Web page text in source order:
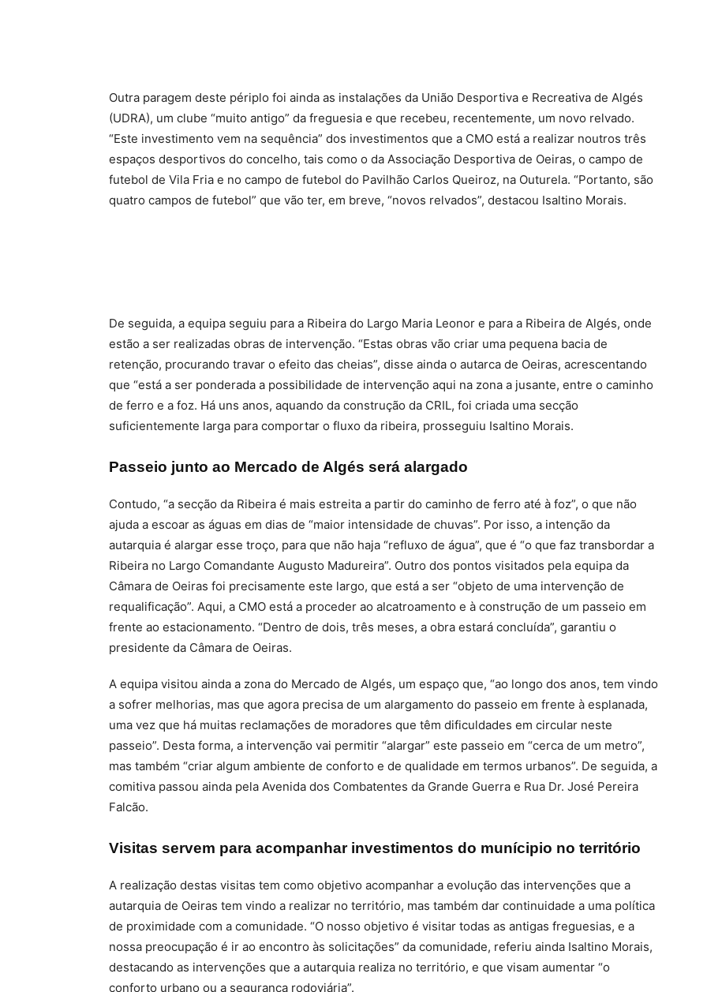
Outra paragem deste périplo foi ainda as instalações da União Desportiva e Recreativa de Algés
(UDRA), um clube “muito antigo” da freguesia e que recebeu, recentemente, um novo relvado.
“Este investimento vem na sequência” dos investimentos que a CMO está a realizar noutros três
espaços desportivos do concelho, tais como o da Associação Desportiva de Oeiras, o campo de
futebol de Vila Fria e no campo de futebol do Pavilhão Carlos Queiroz, na Outurela. “Portanto, são
quatro campos de futebol” que vão ter, em breve, “novos relvados”, destacou Isaltino Morais.
De seguida, a equipa seguiu para a Ribeira do Largo Maria Leonor e para a Ribeira de Algés, onde
estão a ser realizadas obras de intervenção. “Estas obras vão criar uma pequena bacia de
retenção, procurando travar o efeito das cheias”, disse ainda o autarca de Oeiras, acrescentando
que “está a ser ponderada a possibilidade de intervenção aqui na zona a jusante, entre o caminho
de ferro e a foz. Há uns anos, aquando da construção da CRIL, foi criada uma secção
suficientemente larga para comportar o fluxo da ribeira, prosseguiu Isaltino Morais.
Passeio junto ao Mercado de Algés será alargado
Contudo, “a secção da Ribeira é mais estreita a partir do caminho de ferro até à foz”, o que não
ajuda a escoar as águas em dias de “maior intensidade de chuvas”. Por isso, a intenção da
autarquia é alargar esse troço, para que não haja “refluxo de água”, que é “o que faz transbordar a
Ribeira no Largo Comandante Augusto Madureira”. Outro dos pontos visitados pela equipa da
Câmara de Oeiras foi precisamente este largo, que está a ser “objeto de uma intervenção de
requalificação”. Aqui, a CMO está a proceder ao alcatroamento e à construção de um passeio em
frente ao estacionamento. “Dentro de dois, três meses, a obra estará concluída”, garantiu o
presidente da Câmara de Oeiras.
A equipa visitou ainda a zona do Mercado de Algés, um espaço que, “ao longo dos anos, tem vindo
a sofrer melhorias, mas que agora precisa de um alargamento do passeio em frente à esplanada,
uma vez que há muitas reclamações de moradores que têm dificuldades em circular neste
passeio”. Desta forma, a intervenção vai permitir “alargar” este passeio em “cerca de um metro”,
mas também “criar algum ambiente de conforto e de qualidade em termos urbanos”. De seguida, a
comitiva passou ainda pela Avenida dos Combatentes da Grande Guerra e Rua Dr. José Pereira
Falcão.
Visitas servem para acompanhar investimentos do munícipio no território
A realização destas visitas tem como objetivo acompanhar a evolução das intervenções que a
autarquia de Oeiras tem vindo a realizar no território, mas também dar continuidade a uma política
de proximidade com a comunidade. “O nosso objetivo é visitar todas as antigas freguesias, e a
nossa preocupação é ir ao encontro às solicitações” da comunidade, referiu ainda Isaltino Morais,
destacando as intervenções que a autarquia realiza no território, e que visam aumentar “o
conforto urbano ou a segurança rodoviária”.